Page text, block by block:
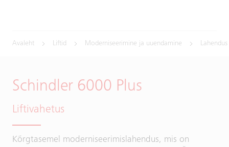
Avaleht Liftid Moderniseerimine ja uuendamine Lahendus
Schindler 6000 Plus
Liftivahetus
Kõrgtasemel moderniseerimislahendus, mis on